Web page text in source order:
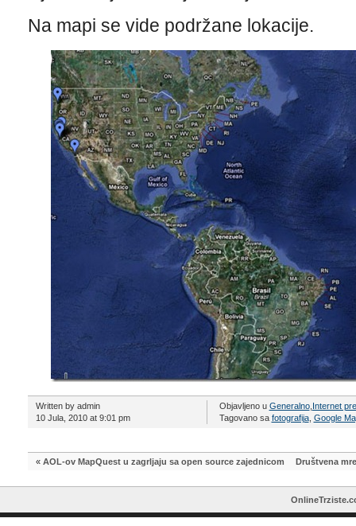
Na mapi se vide podržane lokacije.
Written by admin
10 Jula, 2010 at 9:01 pm
Objavljeno u Generalno, Internet
Tagovano sa fotografija, Google
« AOL-ov MapQuest u zagrljaju sa open source zajednicom Društvena